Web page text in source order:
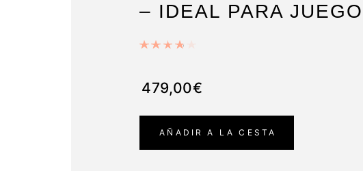
– IDEAL PARA
479,00€
AÑADIR A LA CESTA